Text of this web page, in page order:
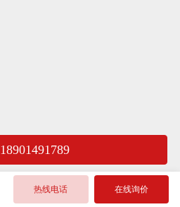
18901491789
热线电话 在线询价